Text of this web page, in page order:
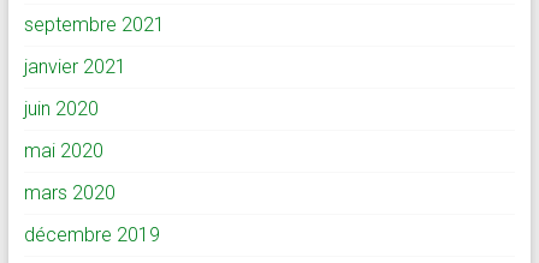
septembre 2021
janvier 2021
juin 2020
mai 2020
mars 2020
décembre 2019